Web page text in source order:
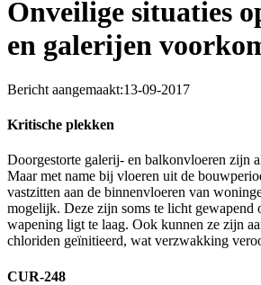
Onveilige situaties
en galerijen
Bericht aangemaakt:13-09-2017
Kritische plekken
Doorgestorte galerij- en balkonvloeren zijn
Maar met name bij vloeren uit de
vastzitten aan de binnenvloeren van
mogelijk. Deze zijn soms te licht gewapend
wapening ligt te laag. Ook kunnen ze zijn
chloriden geïnitieerd, wat verzwakking
CUR-248